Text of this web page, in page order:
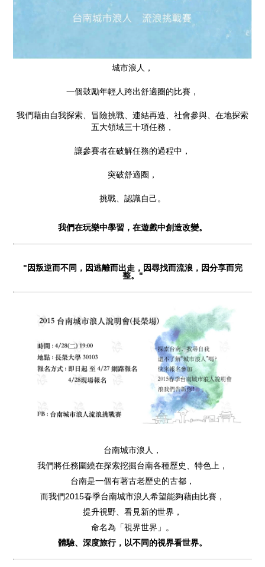
城市浪人，
一個鼓勵年輕人跨出舒適圈的比賽，
我們藉由自我探索、冒險挑戰、連結再造、社會參與、在地探索
五大領域三十項任務，
讓參賽者在破解任務的過程中，
突破舒適圈，
挑戰、認識自己。
我們在玩樂中學習，在遊戲中創造改變。
"因叛逆而不同，因逃離而出走，因尋找而流浪，因分享而完
整。"
台南城市浪人，
我們將任務圍繞在探索挖掘台南各種歷史、特色上，
台南是一個有著古老歷史的古都，
而我們2015春季台南城市浪人希望能夠藉由比賽，
提升視野、看見新的世界，
命名為「視界世界」。
體驗、深度旅行，以不同的視界看世界。